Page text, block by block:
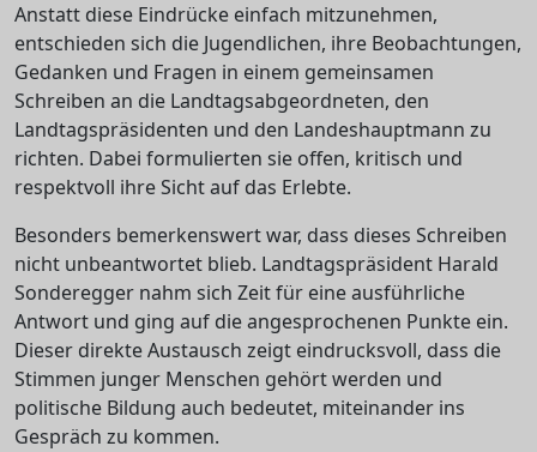
Anstatt diese Eindrücke einfach mitzunehmen,
entschieden sich die Jugendlichen, ihre Beobachtungen,
Gedanken und Fragen in einem gemeinsamen
Schreiben an die Landtagsabgeordneten, den
Landtagspräsidenten und den Landeshauptmann zu
richten. Dabei formulierten sie offen, kritisch und
respektvoll ihre Sicht auf das Erlebte.
Besonders bemerkenswert war, dass dieses Schreiben
nicht unbeantwortet blieb. Landtagspräsident Harald
Sonderegger nahm sich Zeit für eine ausführliche
Antwort und ging auf die angesprochenen Punkte ein.
Dieser direkte Austausch zeigt eindrucksvoll, dass die
Stimmen junger Menschen gehört werden und
politische Bildung auch bedeutet, miteinander ins
Gespräch zu kommen.